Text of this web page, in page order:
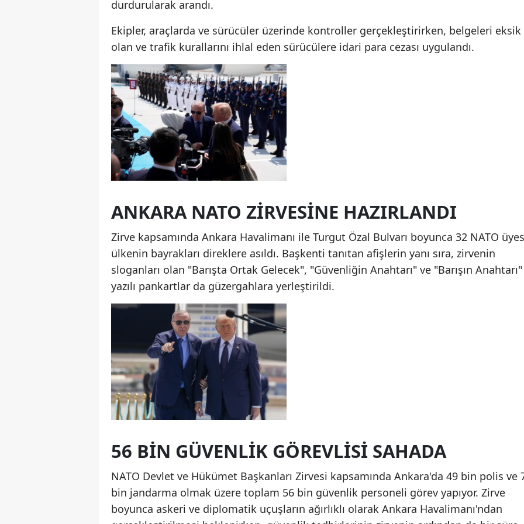
durdurularak arandı.
Ekipler, araçlarda ve sürücüler üzerinde kontroller gerçekleştirirken, belgeleri eksik
olan ve trafik kurallarını ihlal eden sürücülere idari para cezası uygulandı.
ANKARA NATO ZİRVESİNE HAZIRLANDI
Zirve kapsamında Ankara Havalimanı ile Turgut Özal Bulvarı boyunca 32 NATO
ülkenin bayrakları direklere asıldı. Başkenti tanıtan afişlerin yanı sıra, zirvenin
sloganları olan "Barışta Ortak Gelecek", "Güvenliğin Anahtarı" ve "Barışın Anahtarı"
yazılı pankartlar da güzergahlara yerleştirildi.
56 BİN GÜVENLİK GÖREVLİSİ SAHADA
NATO Devlet ve Hükümet Başkanları Zirvesi kapsamında Ankara'da 49 bin polis ve
bin jandarma olmak üzere toplam 56 bin güvenlik personeli görev yapıyor. Zirve
boyunca askeri ve diplomatik uçuşların ağırlıklı olarak Ankara Havalimanı'ndan